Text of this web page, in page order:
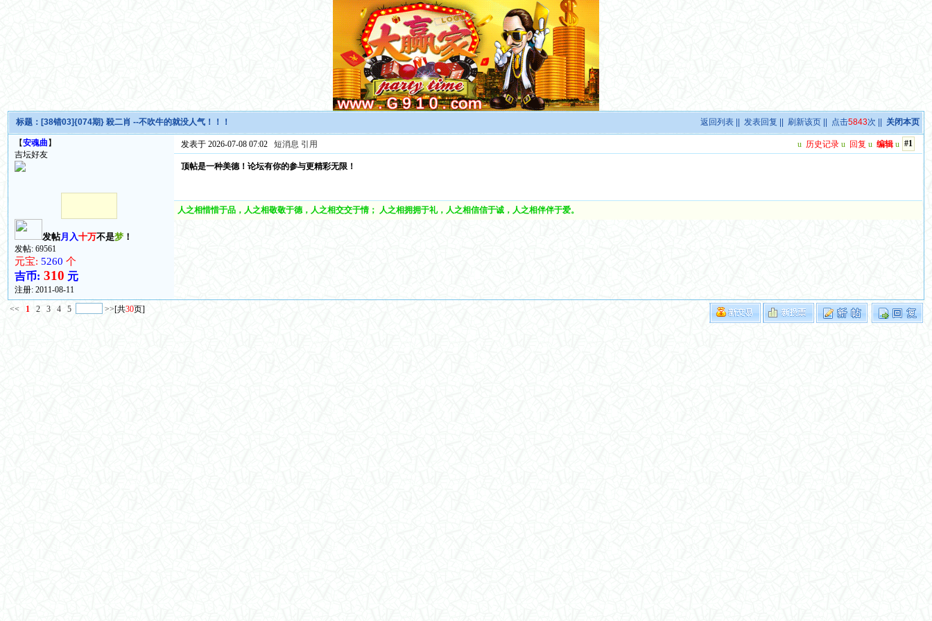
返回列表 ||发表回复 ||刷新该页 || 点击5843次 || 关闭本页
标题： [38错03]{074期} 殺二肖 --不吹牛的就没人气！！！
【安魂曲 】
吉坛好友
发帖月入十万不是梦 ！
发帖: 69561
元宝: 5260个
吉币: 310 元
注册:2011-08-11
#1
u 历史记录 u 回复 u 编辑 u
发表于 2026-07-08 07:02短消息 引用
顶帖是一种美德！论坛有你的参与更精彩无限！
人之相惜惜于品，人之相敬敬于德，人之相交交于情； 人之相拥拥于礼，人之相信信于诚，人之相伴伴于爱。
<< 1 2 3 4 5 >>[共30页]